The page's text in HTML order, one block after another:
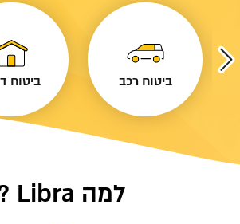
ביטוח רכב ביטוח
למה Libra ?